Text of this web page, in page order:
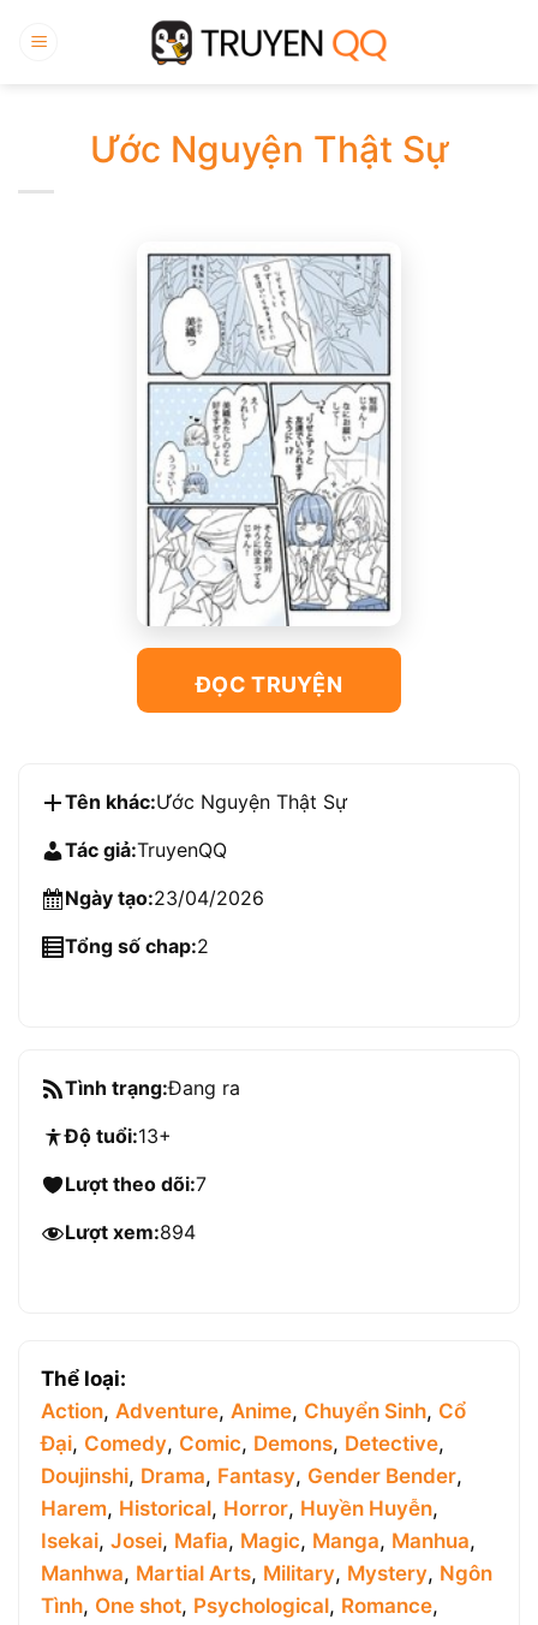
qua
Ước Nguyện Thật Sự
ĐỌC TRUYỆN
Tên khác:Ước Nguyện Thật Sự
Tác giả:TruyenQQ
Ngày tạo:23/04/2026
Tổng số chap:2
Tình trạng:Đang ra
Độ tuổi:13+
Lượt theo dõi:7
Lượt xem:894
Thể loại:
Action, Adventure, Anime, Chuyển Sinh, Cổ
Đại, Comedy, Comic, Demons, Detective,
Doujinshi, Drama, Fantasy, Gender Bender,
Harem, Historical, Horror, Huyền Huyễn,
Isekai, Josei, Mafia, Magic, Manga, Manhua,
Manhwa, Martial Arts, Military, Mystery, Ngôn
Tình, One shot, Psychological, Romance,